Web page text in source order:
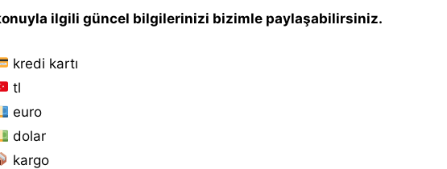
ilgili güncel bilgilerinizi bizimle paylaşabilirsiniz.
kredi kartı
tl
euro
dolar
kargo